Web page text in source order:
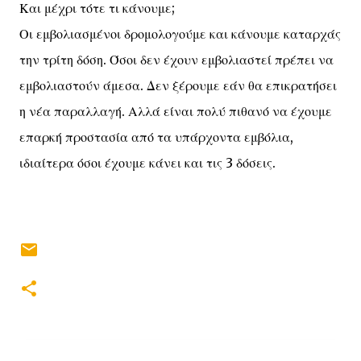
Και μέχρι τότε τι κάνουμε;
Οι εμβολιασμένοι δρομολογούμε και κάνουμε καταρχάς
την τρίτη δόση. Όσοι δεν έχουν εμβολιαστεί πρέπει να
εμβολιαστούν άμεσα. Δεν ξέρουμε εάν θα επικρατήσει
η νέα παραλλαγή. Αλλά είναι πολύ πιθανό να έχουμε
επαρκή προστασία από τα υπάρχοντα εμβόλια,
ιδιαίτερα όσοι έχουμε κάνει και τις 3 δόσεις.